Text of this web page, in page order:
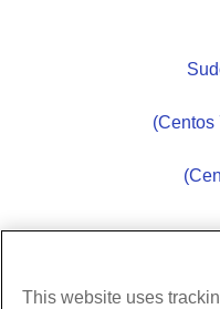
This website uses